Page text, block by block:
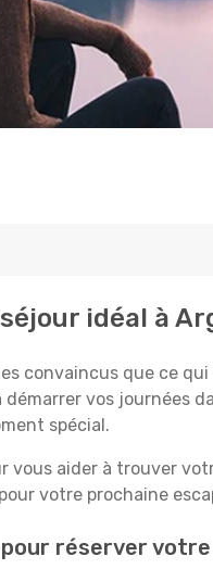
idéal à
convaincus que ce
démarrer vos journées
spécial.
vous aider à trouver
votre prochaine
réserver